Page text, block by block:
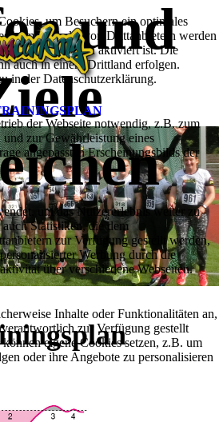
und
um Besuchern ein optimales
Inhalte von Drittanbietern werden
Option aktiviert ist. Die
auch in einem Drittland erfolgen.
in der Datenschutzerklärung.
der Webseite notwendig, z.B. zum
zur Gewährleistung eines
angepassten Erscheinungsbilds der
um das Nutzererlebnis weiter zu
Statistiken, die dem
zur Verfügung gestellt werden,
Werbung durch die
über verschiedene Webseiten.
Inhalte oder Funktionalitäten an,
zur Verfügung gestellt
eigene Cookies setzen, z.B. um
oder ihre Angebote zu personalisieren